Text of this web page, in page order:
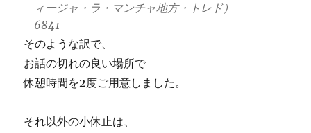
ィージャ・ラ・マンチャ地方・トレド）
6841
そのような訳で、
お話の切れの良い場所で
休憩時間を2度ご用意しました。
それ以外の小休止は、